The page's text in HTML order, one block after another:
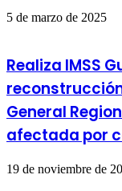
5 de marzo de 2025
Realiza IMSS
General
afectada por
19 de noviembre de